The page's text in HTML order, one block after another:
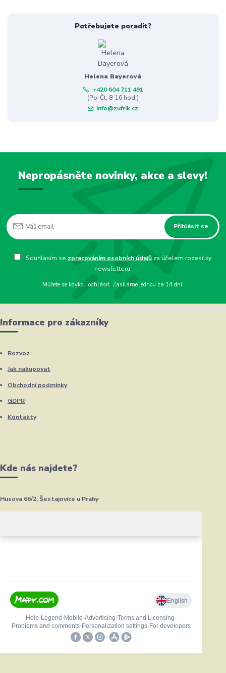
Potřebujete poradit?
Helena Bayerová
+420 604 711 491
(Po-Čt, 8-16 hod.)
info@zufrik.cz
Nepropásněte novinky, akce a slevy!
Přihlásit se
Souhlasím se zpracováním osobních údajů za účelem rozesílky
newsletteru.
Můžete se kdykoli odhlásit. Zasíláme jednou za 14 dní.
Informace pro zákazníky
Rozvoz
Jak nakupovat
Obchodní podmínky
GDPR
Kontakty
Kde nás najdete?
Husova 66/2, Šestajovice u Prahy